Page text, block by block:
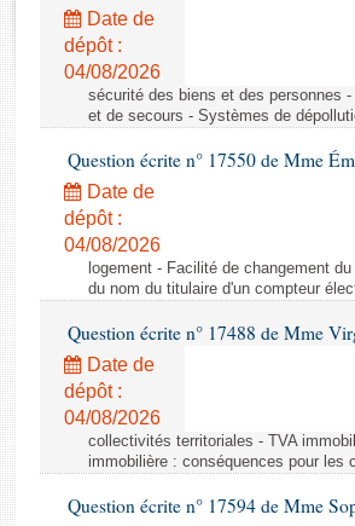
Rapports législatifs
Rapports sur l'application des lois
Baromètre de l’application des lois
Dossiers législatifs
Budget et sécurité sociale
Questions écrites et orales
Comptes rendus des débats
Date de
dépôt :
04/08/2026
sécurité des biens et des personnes
et de secours - Systèmes de
Question écrite n° 17550 de Mme
Date de
dépôt :
04/08/2026
logement - Facilité de changement
du nom du titulaire d'un compteur
Question écrite n° 17488 de Mme
Date de
dépôt :
04/08/2026
collectivités territoriales - TVA
immobilière : conséquences pour les
Question écrite n° 17594 de Mme